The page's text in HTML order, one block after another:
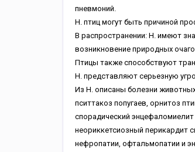
пневмоний.
Н. птиц могут быть причиной
В распространении: Н. имеют
возникновение природных
Птицы также способствуют
Н. представляют серьезную
Из Н. описаны болезни
пситтакоз попугаев, орнитоз
спорадический энцефаломиелит
неориккетсиозный перикардит
нефропатии, офтальмопатии и